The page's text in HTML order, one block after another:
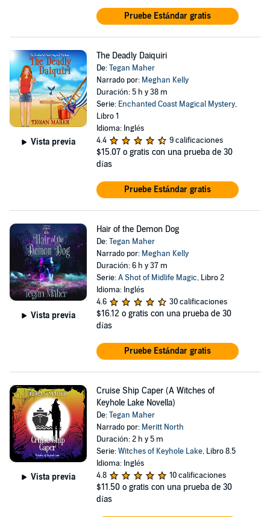
Pruebe Estándar gratis
Vista previa
The Deadly Daiquiri
De:Tegan Maher
Narrado por: Meghan Kelly
Duración: 5 h y 38 m
Serie: Enchanted Coast Magical Mystery,
Libro 1
Idioma: Inglés
4.4
9 calificaciones
$15.07 o gratis con una prueba de 30
días
Pruebe Estándar gratis
Vista previa
Hair of the Demon Dog
De:Tegan Maher
Narrado por: Meghan Kelly
Duración: 6 h y 37 m
Serie:A Shot of Midlife Magic, Libro 2
Idioma: Inglés
4.6
30 calificaciones
$16.12 o gratis con una prueba de 30
días
Pruebe Estándar gratis
Vista previa
Cruise Ship Caper (A Witches of
Keyhole Lake Novella)
De:Tegan Maher
Narrado por: Meritt North
Duración: 2 h y 5 m
Serie:Witches of Keyhole Lake, Libro 8.5
Idioma: Inglés
4.8
10 calificaciones
$11.50 o gratis con una prueba de 30
días